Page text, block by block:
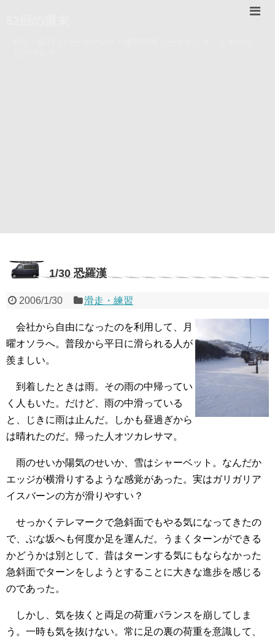
1/30 恐羅漢
2006/1/30 滑走・練習
会社から自由になったのを利用して、月
曜オソラへ。普段から平日に滑られる人が
羨ましい。
到着したときは雨。その雨の中帰ってい
く人もいた。だけど、雨の中滑っている
と、じきに雨は止んだ。しかも昼過ぎから
は晴れたのだ。帰った人オツカレサマ。
雨のせいか陽気のせいか、雪はシャーベット。なんだか
エッジが横滑りするような感覚があった。実はガリガリア
イスバーンの方が滑りやすい？
せっかくテレマークで急斜面でもやる気になってきたの
で、ぶな坂へも何度か足を運んだ。うまくターンができる
かどうかは別として、昔はターンする気にもならなかった
急斜面でターンをしようとすることに大きな進歩を感じる
のであった。
しかし、気を抜くと両足の荷重バランスを崩してしま
う。一時も気を抜けない。常に足の裏の荷重を意識して、